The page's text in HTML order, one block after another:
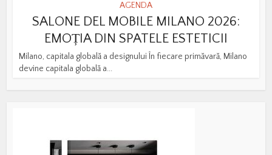
AGENDA
SALONE DEL MOBILE MILANO 2026:
EMOȚIA DIN SPATELE ESTETICII
Milano, capitala globală a designului În fiecare primăvară, Milano
devine capitala globală a...